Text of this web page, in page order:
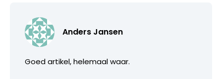
Anders Jansen
Goed artikel, helemaal waar.